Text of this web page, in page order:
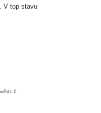
V top stavu
0